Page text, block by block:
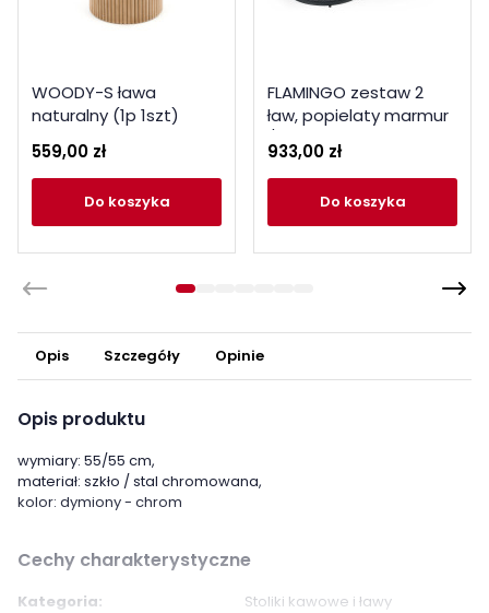
WOODY-S ława
naturalny (1p 1szt)
559,00 zł
do koszyka
FLAMINGO zestaw 2
ław, popielaty marmur
933,00 zł
do koszyka
Opis Szczegóły Opinie
Opis produktu
wymiary: 55/55 cm,
materiał: szkło / stal chromowana,
kolor: dymiony - chrom
Cechy charakterystyczne
Kategoria: Stoliki kawowe i ławy